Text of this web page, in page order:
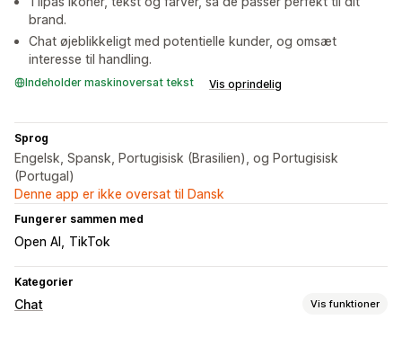
brand.
Chat øjeblikkeligt med potentielle kunder, og omsæt
interesse til handling.
Indeholder maskinoversat tekst Vis oprindelig
Sprog
Engelsk, Spansk, Portugisisk (Brasilien), og Portugisisk
(Portugal)
Denne app er ikke oversat til Dansk
Fungerer sammen med
Open AI TikTok
Kategorier
Chat Vis funktioner